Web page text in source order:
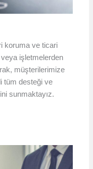
koruma ve ticari
işletmelerden
müşterilerimize
tüm desteği ve
sunmaktayız.